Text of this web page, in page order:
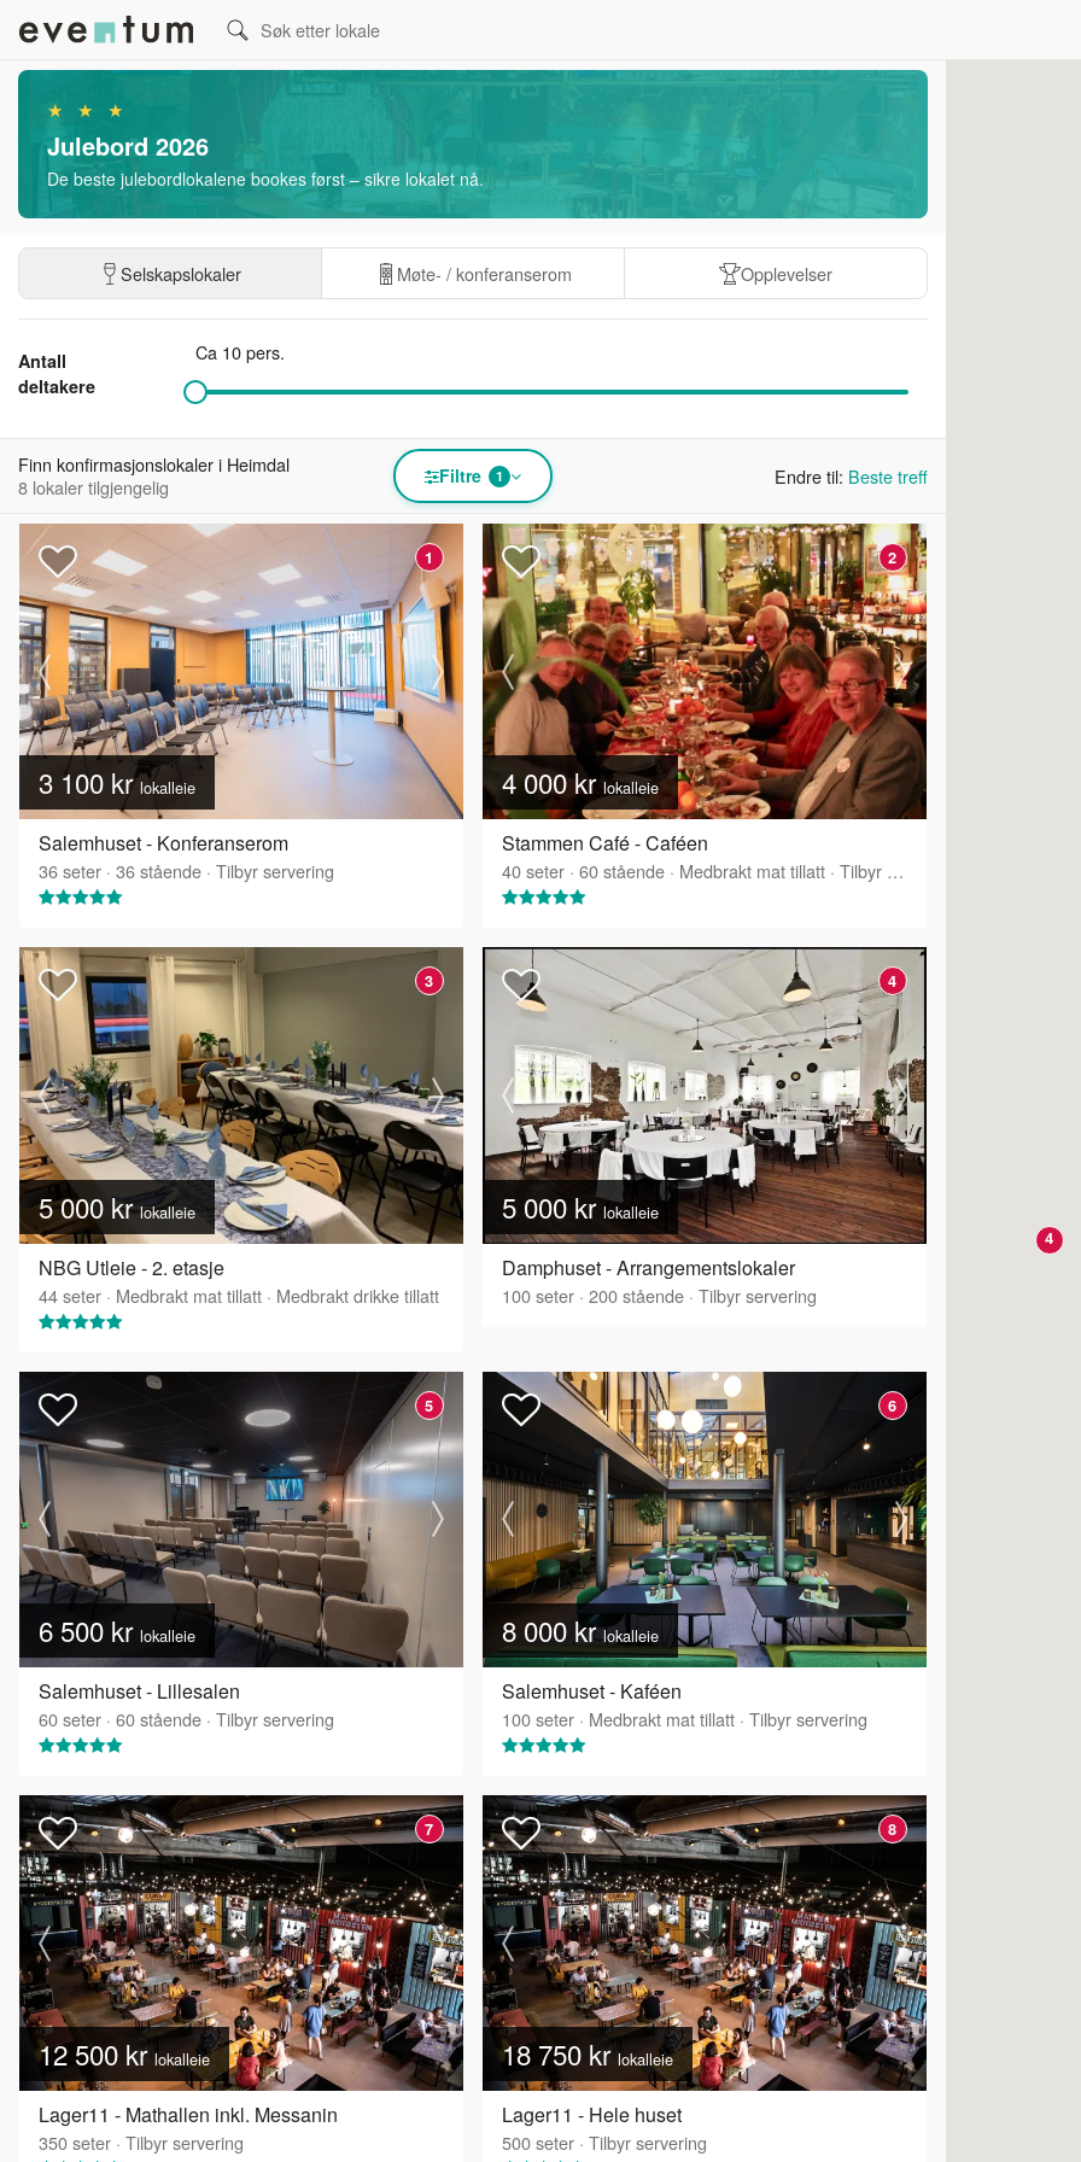
★ ★ ★
Julebord 2026
De beste julebordlokalene bookes først – sikre lokalet nå.
Selskapslokaler Møte- / konferanserom Opplevelser
Antall
deltakere
Ca 10 pers.
Finn konfirmasjonslokaler i Heimdal
8 lokaler tilgjengelig
Filtre 1 Endre til: Beste treff
1
3 100 krlokalleie
Salemhuset - Konferanserom
36seter · 36stående · Tilbyr servering
2
4 000 krlokalleie
Stammen Café - Caféen
40seter · 60stående · Medbrakt mat tillatt · Tilbyr servering
3
5 000 krlokalleie
NBG Utleie - 2. etasje
44seter · Medbrakt mat tillatt · Medbrakt drikke tillatt
4
5 000 krlokalleie
Damphuset - Arrangementslokaler
100seter · 200stående · Tilbyr servering
5
6 500 kr lokalleie
Salemhuset - Lillesalen
60seter · 60stående · Tilbyr servering
6
8 000 krlokalleie
Salemhuset - Kaféen
100seter · Medbrakt mat tillatt · Tilbyr servering
7
12 500 krlokalleie
Lager11 - Mathallen inkl. Messanin
350seter · Tilbyr servering
8
18 750 krlokalleie
Lager11 - Hele huset
500seter · Tilbyr servering
4